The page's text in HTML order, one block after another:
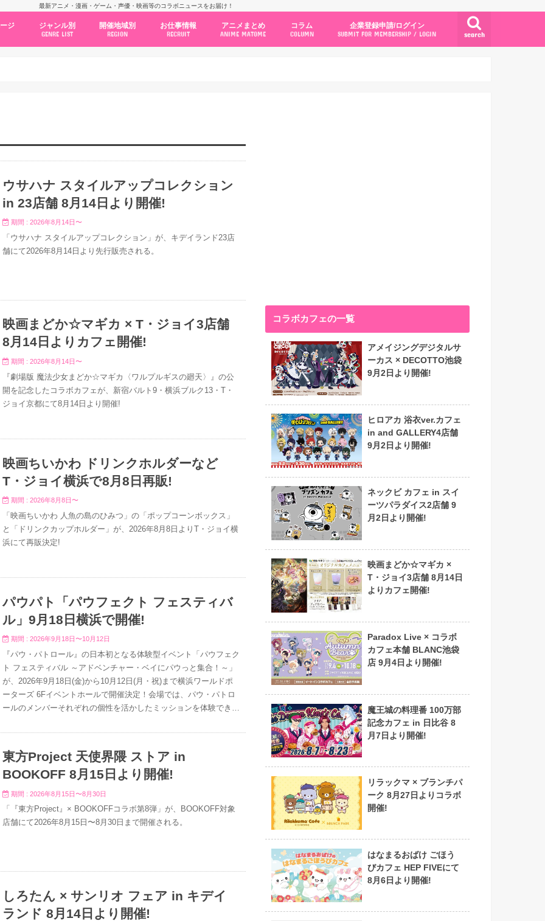
最新アニメ・漫画・ゲーム・声優・映画等のコラボニュースをお届け！
search
ジ ジャンル別
GENRE LIST
開催地域別
REGION
お仕事情報
RECRUIT
アニメまとめ
ANIME MATOME
コラム
COLUMN
企業登録申請/ログイン
SUBMIT FOR MEMBERSHIP / LOGIN
ウサハナ スタイルアップコレクション
in 23店舗 8月14日より開催!
期間 : 2026年8月14日〜
「ウサハナ スタイルアップコレクション」が、キデイランド23店
舗にて2026年8月14日より先行販売される。
映画まどか☆マギカ × T・ジョイ3店舗
8月14日よりカフェ開催!
期間 : 2026年8月14日〜
『劇場版 魔法少女まどか☆マギカ〈ワルプルギスの廻天〉』の公
開を記念したコラボカフェが、新宿バルト9・横浜ブルク13・T・
ジョイ京都にて8月14日より開催!
映画ちいかわ ドリンクホルダーなど
T・ジョイ横浜で8月8日再販!
期間 : 2026年8月8日〜
「映画ちいかわ 人魚の島のひみつ」の「ポップコーンボックス」
と「ドリンクカップホルダー」が、2026年8月8日よりT・ジョイ横
浜にて再販決定!
パウパト「パウフェクト フェスティバ
ル」9月18日横浜で開催!
期間 : 2026年9月18日〜10月12日
『パウ・パトロール』の日本初となる体験型イベント「パウフェク
ト フェスティバル ～アドベンチャー・ベイにパウっと集合！～」
が、2026年9月18日(金)から10月12日(月・祝)まで横浜ワールドポ
ーターズ 6Fイベントホールで開催決定！会場では、パウ・パトロ
ールのメンバーそれぞれの個性を活かしたミッションを体験できる
注目のイベントとなっている。
東方Project 天使界隈 ストア in
BOOKOFF 8月15日より開催!
期間 : 2026年8月15日〜8月30日
「『東方Project』× BOOKOFFコラボ第8弾」が、BOOKOFF対象
店舗にて2026年8月15日〜8月30日まで開催される。
しろたん × サンリオ フェア in キデイ
ランド 8月14日より開催!
コラボカフェの一覧
アメイジングデジタルサ
ーカス × DECOTTO池袋
9月2日より開催!
ヒロアカ 浴衣ver.カフェ
in and GALLERY4店舗
9月2日より開催!
ネックビ カフェ in スイ
ーツパラダイス2店舗 9
月2日より開催!
映画まどか☆マギカ ×
T・ジョイ3店舗 8月14日
よりカフェ開催!
Paradox Live × コラボ
カフェ本舗 BLANC池袋
店 9月4日より開催!
魔王城の料理番 100万部
記念カフェ in 日比谷 8
月7日より開催!
リラックマ × ブランチパ
ーク 8月27日よりコラボ
開催!
はなまるおばけ ごほう
びカフェ HEP FIVEにて
8月6日より開催!